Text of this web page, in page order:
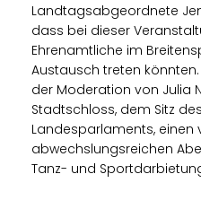
Landtagsabgeordnete
dass bei dieser
Ehrenamtliche im
Austausch treten
der Moderation von Julia
Stadtschloss, dem Sitz
Landesparlaments, einen
abwechslungsreichen
Tanz- und